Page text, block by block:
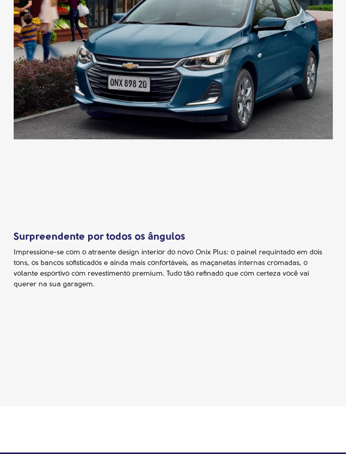
Surpreendente por todos os ângulos
Impressione-se com o atraente design interior do novo Onix Plus: o painel requintado em dois
tons, os bancos sofisticados e ainda mais confortáveis, as maçanetas internas cromadas, o
volante esportivo com revestimento premium. Tudo tão refinado que com certeza você vai
querer na sua garagem.